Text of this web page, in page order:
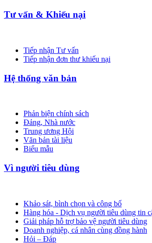
Tư vấn & Khiếu nại
Tiếp nhận Tư vấn
Tiếp nhận đơn thư khiếu nại
Hệ thống văn bản
Phản biện chính sách
Đảng, Nhà nước
Trung ương Hội
Văn bản tài liệu
Biểu mẫu
Vì người tiêu dùng
Khảo sát, bình chọn và công bố
Hàng hóa - Dịch vụ người tiêu dùng tin
Giải pháp hỗ trợ bảo vệ người tiêu dùng
Doanh nghiệp, cá nhân cùng đồng hành
Hỏi – Đáp